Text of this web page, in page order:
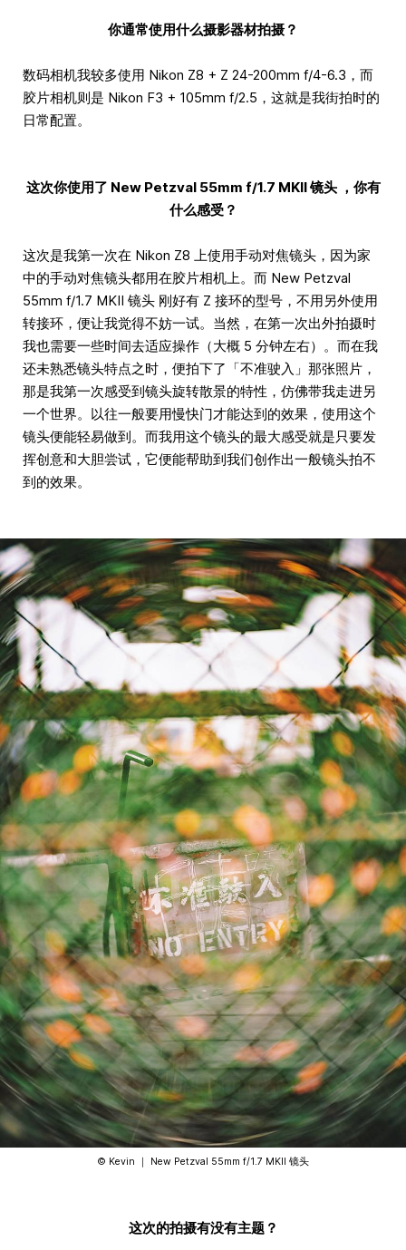
你通常使用什么摄影器材拍摄？
数码相机我较多使用 Nikon Z8 + Z 24-200mm f/4-6.3，而
胶片相机则是 Nikon F3 + 105mm f/2.5，这就是我街拍时的
日常配置。
这次你使用了 New Petzval 55mm f/1.7 MKII 镜头 ，你有
什么感受？
这次是我第一次在 Nikon Z8 上使用手动对焦镜头，因为家
中的手动对焦镜头都用在胶片相机上。而 New Petzval
55mm f/1.7 MKII 镜头 刚好有 Z 接环的型号，不用另外使用
转接环，便让我觉得不妨一试。当然，在第一次出外拍摄时
我也需要一些时间去适应操作（大概 5 分钟左右）。而在我
还未熟悉镜头特点之时，便拍下了「不准驶入」那张照片，
那是我第一次感受到镜头旋转散景的特性，仿佛带我走进另
一个世界。以往一般要用慢快门才能达到的效果，使用这个
镜头便能轻易做到。而我用这个镜头的最大感受就是只要发
挥创意和大胆尝试，它便能帮助到我们创作出一般镜头拍不
到的效果。
©️ Kevin ｜ New Petzval 55mm f/1.7 MKII 镜头
这次的拍摄有没有主题？